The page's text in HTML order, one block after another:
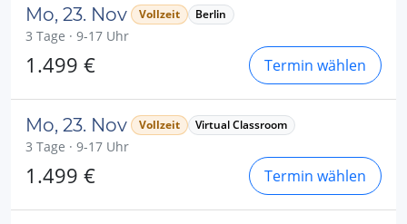
Mo, 23. Nov Vollzeit Berlin
3 Tage · 9-17 Uhr
1.499 € Termin wählen
Mo, 23. Nov Vollzeit Virtual Classroom
3 Tage · 9-17 Uhr
1.499 € Termin wählen